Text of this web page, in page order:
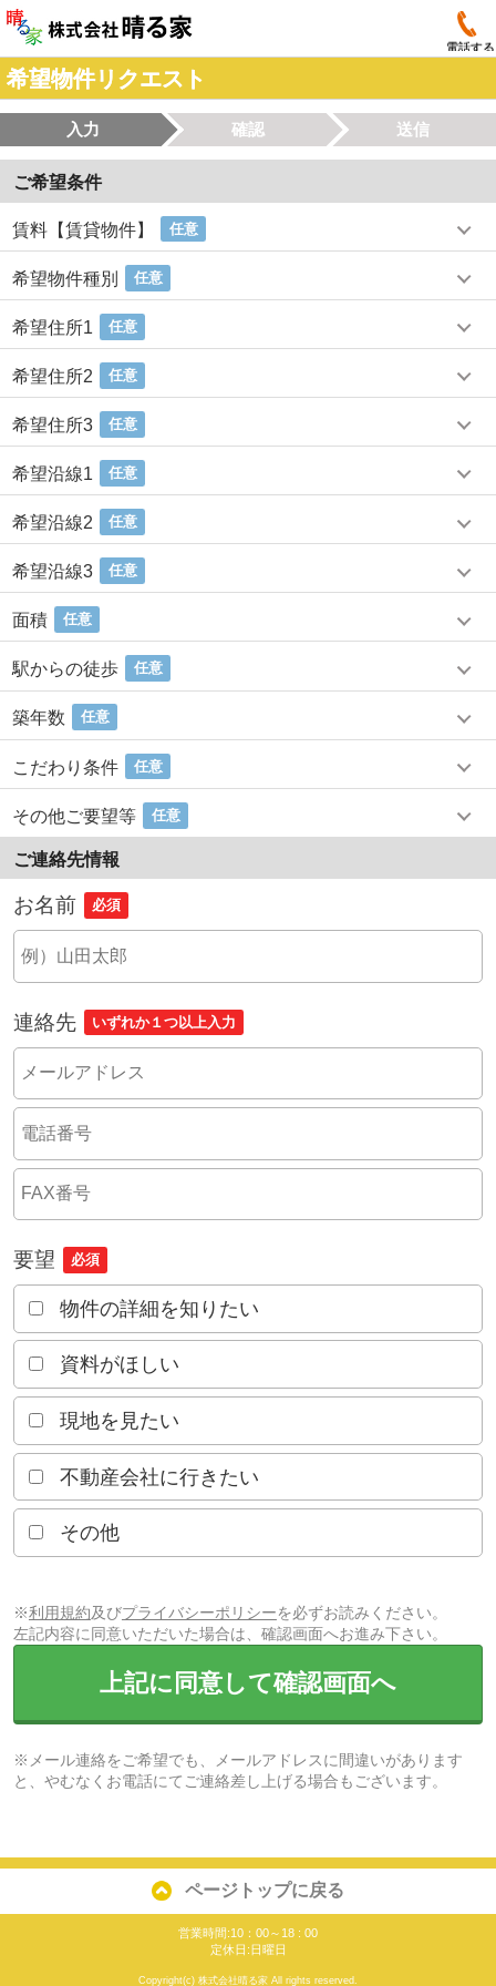
電話する
希望物件リクエスト
入力 確認 送信
ご希望条件
賃料【賃貸物件】 任意
希望物件種別 任意
希望住所1 任意
希望住所2 任意
希望住所3 任意
希望沿線1 任意
希望沿線2 任意
希望沿線3 任意
面積 任意
駅からの徒歩 任意
築年数 任意
こだわり条件 任意
その他ご要望等 任意
ご連絡先情報
お名前 必須
連絡先 いずれか１つ以上入力
要望 必須
物件の詳細を知りたい
資料がほしい
現地を見たい
不動産会社に行きたい
その他
※利用規約及びプライバシーポリシーを必ずお読みください。
左記内容に同意いただいた場合は、確認画面へお進み下さい。
上記に同意して確認画面へ
※メール連絡をご希望でも、メールアドレスに間違いがあります
と、やむなくお電話にてご連絡差し上げる場合もございます。
ページトップに戻る
営業時間:10：00～18 : 00
定休日:日曜日
Copyright(c) 株式会社晴る家 All rights reserved.